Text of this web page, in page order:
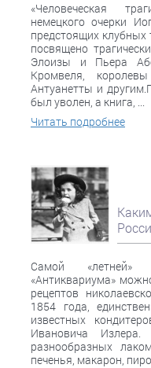
«Человеческая
немецкого очерки
предстоящих клубных
посвящено
Элоизы и Пьера
Кромвеля,
Антуанетты и
был уволен, а книга, ...
Читать подробнее
Самой «летней»
«Антиквариума»
рецептов
1854 года,
известных
Ивановича
разнообразных
печенья, макарон,